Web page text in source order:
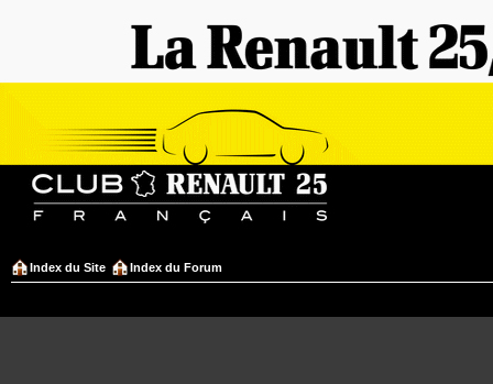
Index du Site Index du Forum